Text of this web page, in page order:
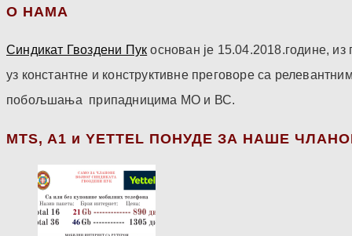
О НАМА
Синдикат Гвоздени Пук основан је 15.04.2018.године,
уз константне и конструктивне преговоре са
побољшања припадницима МО и ВС.
МТS, A1 и YETTEL ПОНУДЕ ЗА НАШЕ